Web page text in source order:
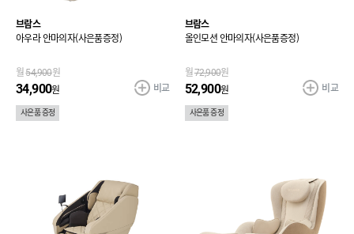
브람스
아우라 안마의자(사은품증정)
월54,900원
34,900원
사은품 증정
비교
브람스
올인모션 안마의자(사은품증정)
월72,900원
52,900원
사은품 증정
비교